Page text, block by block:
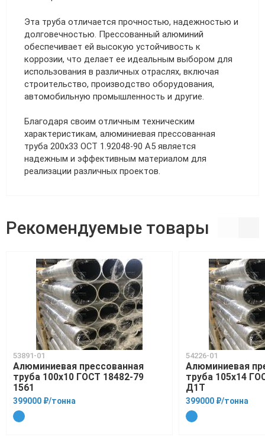
Эта труба отличается прочностью, надежностью и
долговечностью. Прессованный алюминий
обеспечивает ей высокую устойчивость к
коррозии, что делает ее идеальным выбором для
использования в различных отраслях, включая
строительство, производство оборудования,
автомобильную промышленность и другие.
Благодаря своим отличным техническим
характеристикам, алюминиевая прессованная
труба 200х33 ОСТ 1.92048-90 А5 является
надежным и эффективным материалом для
реализации различных проектов.
Рекомендуемые товары
53891-01
Алюминиевая прессованная
труба 100х10 ГОСТ 18482-79
1561
399000 ₽/тонна
54226-01
Алюминиевая
труба 105х14
Д1Т
399000 ₽/тонна